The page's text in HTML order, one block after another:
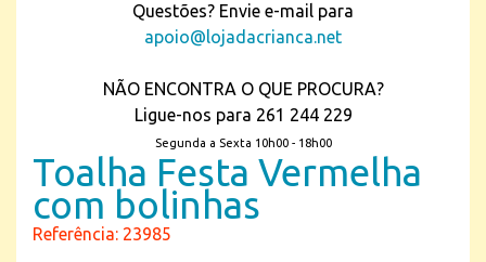
Questões? Envie e-mail para
apoio@lojadacrianca.net
NÃO ENCONTRA O QUE PROCURA?
Ligue-nos para 261 244 229
Segunda a Sexta 10h00 - 18h00
Toalha Festa Vermelha
com bolinhas
Referência: 23985